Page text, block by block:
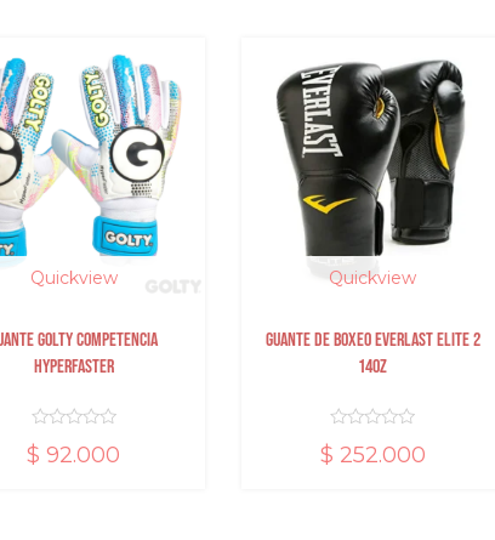
Quickview
Guante de boxeo Everlast elite 2
$252.000
Quickview
ZAPATILLA GOLTY TURF
$153.300